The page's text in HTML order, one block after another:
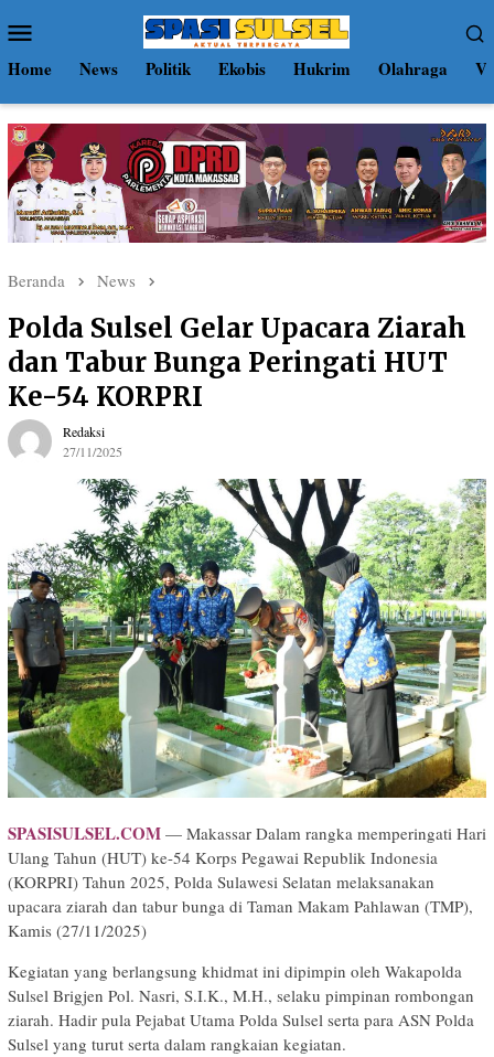
ke
kontenMobile
Home News Politik Ekobis Hukrim Olahraga
Beranda News
Polda Sulsel Gelar Upacara Ziarah
dan Tabur Bunga Peringati HUT
Ke-54 KORPRI
Redaksi
27/11/2025
SPASISULSEL.COM — Makassar Dalam rangka memperingati Hari
Ulang Tahun (HUT) ke-54 Korps Pegawai Republik Indonesia
(KORPRI) Tahun 2025, Polda Sulawesi Selatan melaksanakan
upacara ziarah dan tabur bunga di Taman Makam Pahlawan (TMP),
Kamis (27/11/2025)
Kegiatan yang berlangsung khidmat ini dipimpin oleh Wakapolda
Sulsel Brigjen Pol. Nasri, S.I.K., M.H., selaku pimpinan rombongan
ziarah. Hadir pula Pejabat Utama Polda Sulsel serta para ASN Polda
Sulsel yang turut serta dalam rangkaian kegiatan.